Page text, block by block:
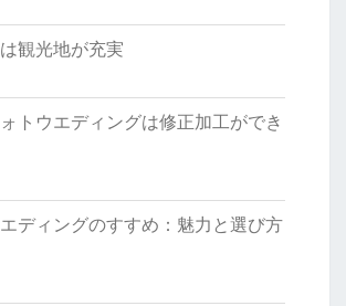
観光地が充実
トウエディングは修正加工ができ
ディングのすすめ：魅力と選び方